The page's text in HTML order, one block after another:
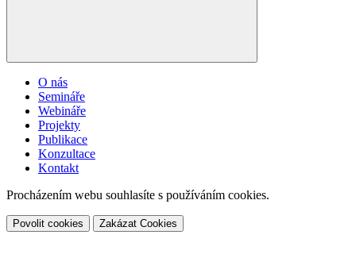
O nás
Semináře
Webináře
Projekty
Publikace
Konzultace
Kontakt
Procházením webu souhlasíte s používáním cookies.
Povolit cookies Zakázat Cookies